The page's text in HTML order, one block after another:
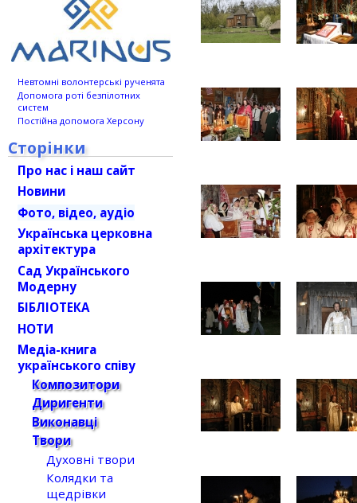
Невтомні волонтерські рученята
Допомога роті безпілотних
систем
Постійна допомога Херсону
Сторінки
Про нас і наш сайт
Новини
Фото, відео, аудіо
Українська церковна
архітектура
Сад Українського
Модерну
БІБЛІОТЕКА
НОТИ
Медіа-книга
українського співу
Композитори
Диригенти
Виконавці
Твори
Духовні твори
Колядки та
щедрівки